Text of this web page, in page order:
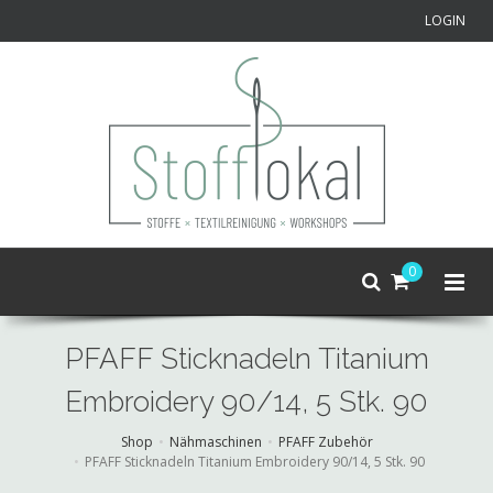
LOGIN
0
PFAFF Sticknadeln Titanium
Embroidery 90/14, 5 Stk. 90
Shop Nähmaschinen
PFAFF Zubehör
PFAFF Sticknadeln Titanium Embroidery 90/14, 5 Stk. 90